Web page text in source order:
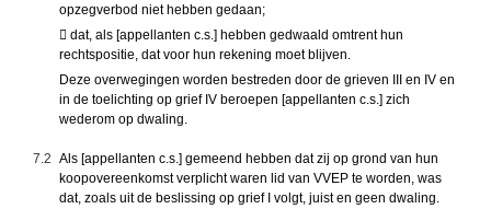
opzegverbod niet hebben gedaan;
 dat, als [appellanten c.s.] hebben gedwaald omtrent hun
rechtspositie, dat voor hun rekening moet blijven.
Deze overwegingen worden bestreden door de grieven III en IV en
in de toelichting op grief IV beroepen [appellanten c.s.] zich
wederom op dwaling.
7.2 Als [appellanten c.s.] gemeend hebben dat zij op grond van hun
koopovereenkomst verplicht waren lid van VVEP te worden, was
dat, zoals uit de beslissing op grief I volgt, juist en geen dwaling.